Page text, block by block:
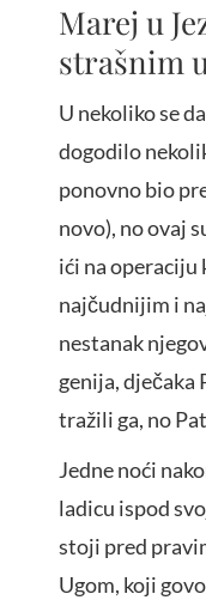
Marej u
strašnim
U nekoliko se
dogodilo
ponovno bio
novo), no ovaj
ići na operaciju
najčudnijim i
nestanak
genija, dječaka
tražili ga, no
Jedne noći
ladicu ispod
stoji pred
Ugom, koji